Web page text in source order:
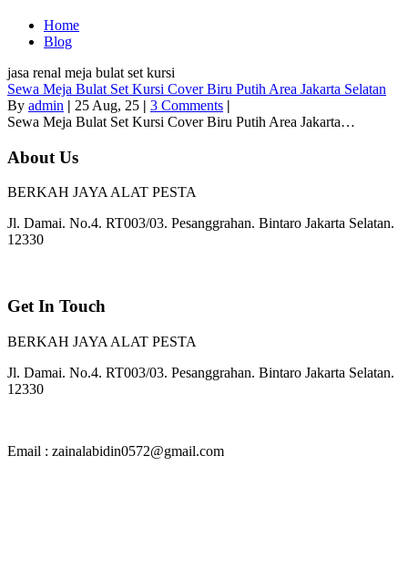
Home
Blog
jasa renal meja bulat set kursi
Sewa Meja Bulat Set Kursi Cover Biru Putih Area Jakarta Selatan
By admin | 25 Aug, 25 | 3 Comments |
Sewa Meja Bulat Set Kursi Cover Biru Putih Area Jakarta…
About Us
BERKAH JAYA ALAT PESTA
Jl. Damai. No.4. RT003/03. Pesanggrahan. Bintaro Jakarta Selatan.
12330
Get In Touch
BERKAH JAYA ALAT PESTA
Jl. Damai. No.4. RT003/03. Pesanggrahan. Bintaro Jakarta Selatan.
12330
Email : zainalabidin0572@gmail.com